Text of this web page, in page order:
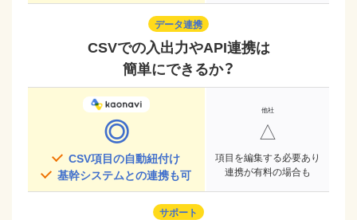
データ連携
CSVでの入出力やAPI連携は
簡単にできるか？
◎
CSV項目の自動紐付け
基幹システムとの連携も可
△
項目を編集する必要あり
連携が有料の場合も
サポート